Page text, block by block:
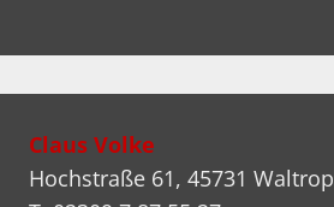
Claus Volke
Hochstraße 61, 45731 Waltrop